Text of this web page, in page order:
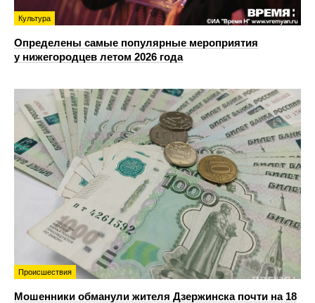
Культура
Определены самые популярные мероприятия
у нижегородцев летом 2026 года
Происшествия
Мошенники обманули жителя Дзержинска почти на 18